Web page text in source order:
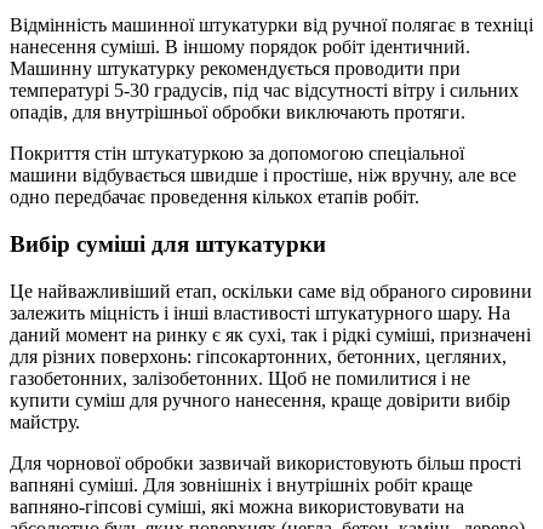
Відмінність машинної штукатурки від ручної полягає в техніці
нанесення суміші. В іншому порядок робіт ідентичний.
Машинну штукатурку рекомендується проводити при
температурі 5-30 градусів, під час відсутності вітру і сильних
опадів, для внутрішньої обробки виключають протяги.
Покриття стін штукатуркою за допомогою спеціальної
машини відбувається швидше і простіше, ніж вручну, але все
одно передбачає проведення кількох етапів робіт.
Вибір суміші для штукатурки
Це найважливіший етап, оскільки саме від обраного сировини
залежить міцність і інші властивості штукатурного шару. На
даний момент на ринку є як сухі, так і рідкі суміші, призначені
для різних поверхонь: гіпсокартонних, бетонних, цегляних,
газобетонних, залізобетонних. Щоб не помилитися і не
купити суміш для ручного нанесення, краще довірити вибір
майстру.
Для чорнової обробки зазвичай використовують більш прості
вапняні суміші. Для зовнішніх і внутрішніх робіт краще
вапняно-гіпсові суміші, які можна використовувати на